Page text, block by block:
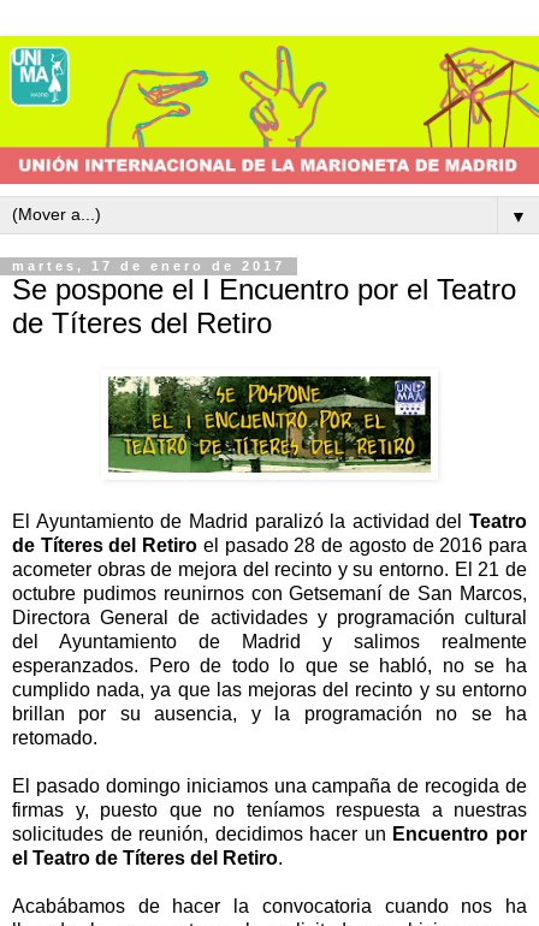
▼
martes, 17 de enero de 2017
Se pospone el I Encuentro por el Teatro
de Títeres del Retiro
El Ayuntamiento de Madrid paralizó la actividad del Teatro
de Títeres del Retiro el pasado 28 de agosto de 2016 para
acometer obras de mejora del recinto y su entorno. El 21 de
octubre pudimos reunirnos con Getsemaní de San Marcos,
Directora General de actividades y programación cultural
del Ayuntamiento de Madrid y salimos realmente
esperanzados. Pero de todo lo que se habló, no se ha
cumplido nada, ya que l as mejoras del recinto y su entorno
brillan por su ausencia, y la programación no se ha
retomado.
El pasado domingo iniciamos una campaña de recogida de
firmas y, puesto queno teníamos respuesta a nuestras
solicitudes de reunión, decidimos hacer un Encuentro por
el Teatro de Títeres del
Retiro.
Acabábamos de hacer la convocatoria cuando nos
ha